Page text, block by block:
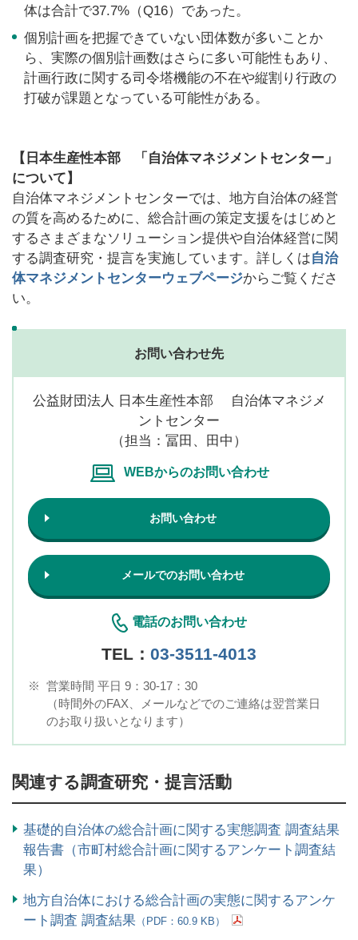
体は合計で37.7%（Q16）であった。
個別計画を把握できていない団体数が多いことか
ら、実際の個別計画数はさらに多い可能性もあり、
計画行政に関する司令塔機能の不在や縦割り行政の
打破が課題となっている可能性がある。
【日本生産性本部 「自治体マネジメントセンター」
について】
自治体マネジメントセンターでは、地方自治体の経営
の質を高めるために、総合計画の策定支援をはじめと
するさまざまなソリューション提供や自治体経営に関
する調査研究・提言を実施しています。詳しくは自治
体マネジメントセンターウェブページからご覧くださ
い。
お問い合わせ先
公益財団法人 日本生産性本部 自治体マネジメ
ントセンター
（担当：冨田、田中）
WEBからのお問い合わせ
お問い合わせ
メールでのお問い合わせ
電話のお問い合わせ
TEL： 03-3511-4013
※ 営業時間 平日 9：30-17：30
（時間外のFAX、メールなどでのご連絡は翌営業日
のお取り扱いとなります）
関連する調査研究・提言活動
基礎的自治体の総合計画に関する実態調査 調査結果
報告書（市町村総合計画に関するアンケート調査結
果）
地方自治体における総合計画の実態に関するアンケ
ート調査 調査結果 （PDF：60.9 KB）